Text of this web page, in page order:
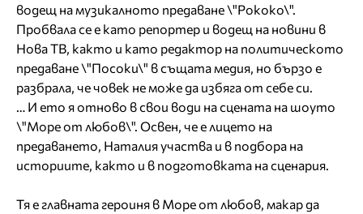
водещ на музикалното предаване \"Рококо\".
Пробвала се е като репортер и водещ на новини в
Нова ТВ, както и като редактор на политическото
предаване \"Посоки\" в същата медия, но бързо е
разбрала, че човек не може да избяга от себе си.
… И ето я отново в свои води на сцената на шоуто
\"Море от любов\". Освен, че е лицето на
предаването, Наталия участва и в подбора на
историите, както и в подготовката на сценария.
Тя е главната героиня в Море от любов, макар да